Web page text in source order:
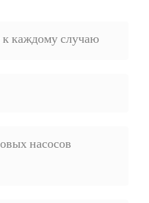
каждому случаю
насосов